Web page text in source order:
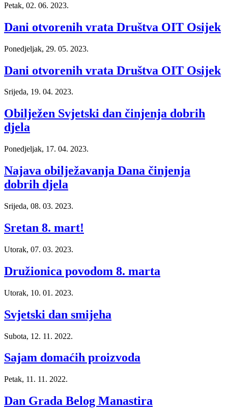
Petak, 02. 06. 2023.
Dani otvorenih vrata Društva OIT Osijek
Ponedjeljak, 29. 05. 2023.
Dani otvorenih vrata Društva OIT Osijek
Srijeda, 19. 04. 2023.
Obilježen Svjetski dan činjenja dobrih
djela
Ponedjeljak, 17. 04. 2023.
Najava obilježavanja Dana činjenja
dobrih djela
Srijeda, 08. 03. 2023.
Sretan 8. mart!
Utorak, 07. 03. 2023.
Družionica povodom 8. marta
Utorak, 10. 01. 2023.
Svjetski dan smijeha
Subota, 12. 11. 2022.
Sajam domaćih proizvoda
Petak, 11. 11. 2022.
Dan Grada Belog Manastira